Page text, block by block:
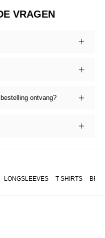
VRAGEN
ontvang?
LONGSLEEVES T-SHIRTS